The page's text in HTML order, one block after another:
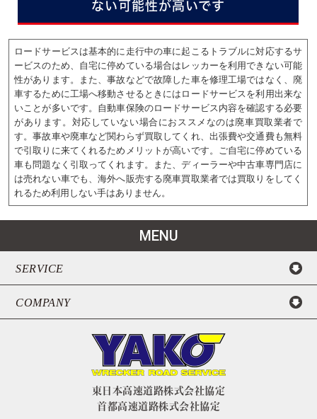
ない可能性が高いです
ロードサービスは基本的に走行中の車に起こるトラブルに対応するサ
ービスのため、自宅に停めている場合はレッカーを利用できない可能
性があります。また、事故などで故障した車を修理工場ではなく、廃
車するために工場へ移動させるときにはロードサービスを利用出来な
いことが多いです。自動車保険のロードサービス内容を確認する必要
があります。対応していない場合におススメなのは廃車買取業者で
す。事故車や廃車など関わらず買取してくれ、出張費や交通費も無料
で引取りに来てくれるためメリットが高いです。ご自宅に停めている
車も問題なく引取ってくれます。また、ディーラーや中古車専門店に
は売れない車でも、海外へ販売する廃車買取業者では買取りをしてく
れるため利用しない手はありません。
MENU
SERVICE
COMPANY
東日本高速道路株式会社協定
首都高速道路株式会社協定